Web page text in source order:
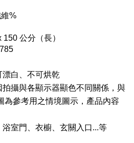
%
公分（長）
白、不可烘乾
攝與各顯示器顯色不同關係，與
為參考用之情境圖示，產品內容
室門、衣櫥、玄關入口...等